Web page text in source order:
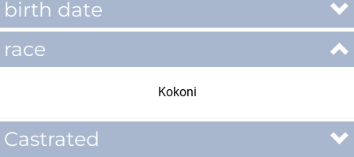
birth date
race
Kokoni
Castrated